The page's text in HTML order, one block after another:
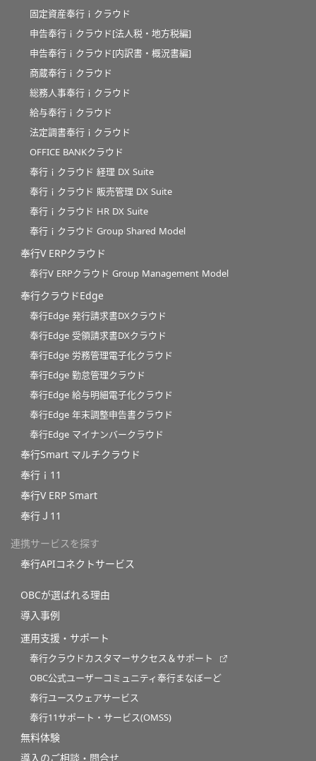
固定資産奉行ｉクラウド
申告奉行ｉクラウド[法人税・地方税編]
申告奉行ｉクラウド[内訳書・概況書編]
商蔵奉行ｉクラウド
総務人事奉行ｉクラウド
給与奉行ｉクラウド
法定調書奉行ｉクラウド
OFFICE BANKクラウド
奉行ｉクラウド 経理 DX Suite
奉行ｉクラウド 販売管理 DX Suite
奉行ｉクラウド HR DX Suite
奉行ｉクラウド Group Shared Model
奉行V ERPクラウド
奉行V ERPクラウド Group Management Model
奉行クラウドEdge
奉行Edge 発行請求書DXクラウド
奉行Edge 受領請求書DXクラウド
奉行Edge 労務管理電子化クラウド
奉行Edge 勤怠管理クラウド
奉行Edge 給与明細電子化クラウド
奉行Edge 年末調整申告書クラウド
奉行Edge マイナンバークラウド
奉行Smart マルチクラウド
奉行ｉ11
奉行V ERP Smart
奉行Ｊ11
連携サービスを探す
奉行APIコネクトサービス
OBCが選ばれる理由
導入事例
運用支援・サポート
奉行クラウドカスタマーサクセス＆サポート
OBC公式ユーザーコミュニティ奉行まなぼーど
奉行ユースウェアサービス
奉行11サポート・サービス(OMSS)
無料体験
導入のご相談・問合せ